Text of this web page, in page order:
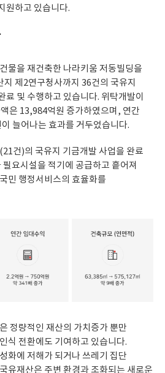
원하고 있습니다.
물을 재건축한 나라키움 저동빌딩을
제2연구청사까지 36건의 국유지
료 및 수행하고 있습니다. 위탁개발이
은 13,984억원 증가하였으며, 연간
늘어나는 효과를 거두었습니다.
건)의 국유지 기금개발 사업을 완료
요시설을 적기에 공급하고 흩어져
민 행정서비스의 효율화를
정량적인 재산의 가치증가 뿐만
식 전환에도 기여하고 있습니다.
화에 저해가 되거나 쓰레기 집단
유재산은 주변 환경과 조화되는 새로운